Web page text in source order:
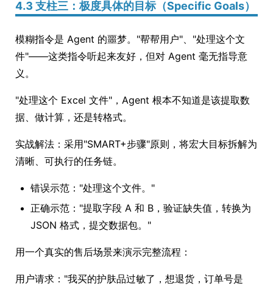
4.3 支柱三：极度具体的目标（Specific Goals）
模糊指令是 Agent 的噩梦。"帮帮用户"、"处理这个文
件"——这类指令听起来友好，但对 Agent 毫无指导意
义。
"处理这个 Excel 文件"，Agent 根本不知道是该提取数
据、做计算，还是转格式。
实战解法：采用"SMART+步骤"原则，将宏大目标拆解为
清晰、可执行的任务链。
错误示范："处理这个文件。"
正确示范："提取字段 A 和 B，验证缺失值，转换为
JSON 格式，提交数据包。"
用一个真实的售后场景来演示完整流程：
用户请求："我买的护肤品过敏了，想退货，订单号是